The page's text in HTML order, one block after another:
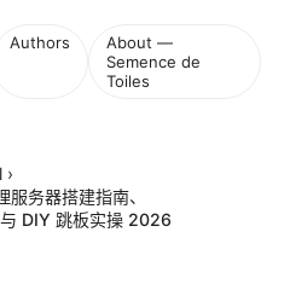
Authors
About —
Semence de
Toiles
›
务器搭建指南、
DIY 跳板实操 2026